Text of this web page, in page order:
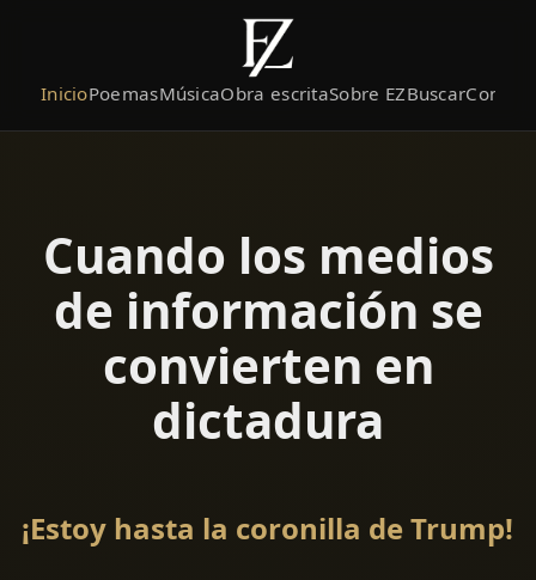
InicioPoemasMúsicaObra escritaSobre EZBuscar
Cuando los medios
de información se
convierten en
dictadura
¡Estoy hasta la coronilla de Trump!